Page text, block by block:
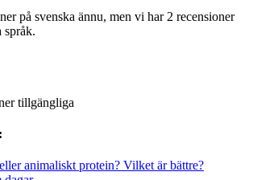
på svenska ännu, men vi har 2 recensioner
språk.
tillgängliga
animaliskt protein? Vilket är bättre?